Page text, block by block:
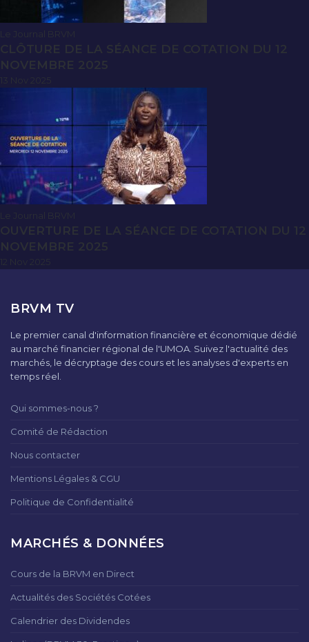
Le Journal BRVM
CLÔTURE DE LA SÉANCE DE COTATION DU 12
NOVEMBRE 2025
Le Journal BRVM
OUVERTURE DE LA SÉANCE DE COTATION DU 12
NOVEMBRE 2025
BRVM TV
Le premier canal d'information financière et économique dédié
au marché financier régional de l'UMOA. Suivez l'actualité des
marchés, le décryptage des cours et les analyses d'experts en
temps réel.
Qui sommes-nous ?
Comité de Rédaction
Nous contacter
Mentions Légales & CGU
Politique de Confidentialité
MARCHÉS & DONNÉES
Cours de la BRVM en Direct
Actualités des Sociétés Cotées
Calendrier des Dividendes